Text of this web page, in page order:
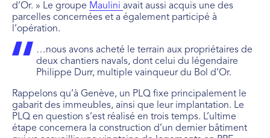
d’Or. » Le groupe Maulini avait aussi acquis une des
parcelles concernées et a également participé à
l’opération.
…nous avons acheté le terrain aux propriétaires de
deux chantiers navals, dont celui du légendaire
Philippe Durr, multiple vainqueur du Bol d’Or.
Rappelons qu’à Genève, un PLQ fixe principalement le
gabarit des immeubles, ainsi que leur implantation. Le
PLQ en question s’est réalisé en trois temps. L’ultime
étape concernera la construction d’un dernier bâtiment